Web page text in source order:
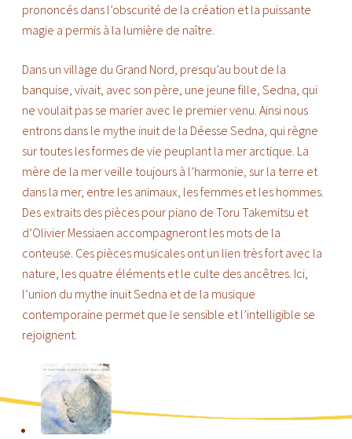
prononcés dans l’obscurité de la création et la puissante
magie a permis à la lumière de naître.
Dans un village du Grand Nord, presqu’au bout de la
banquise, vivait, avec son père, une jeune fille, Sedna, qui
ne voulait pas se marier avec le premier venu. Ainsi nous
entrons dans le mythe inuit de la Déesse Sedna, qui règne
sur toutes les formes de vie peuplant la mer arctique. La
mère de la mer veille toujours à l’harmonie, sur la terre et
dans la mer, entre les animaux, les femmes et les hommes.
Des extraits des pièces pour piano de Toru Takemitsu et
d’Olivier Messiaen accompagneront les mots de la
conteuse. Ces pièces musicales ont un lien très fort avec la
nature, les quatre éléments et le culte des ancêtres. Ici,
l’union du mythe inuit Sedna et de la musique
contemporaine permet que le sensible et l’intelligible se
rejoignent.